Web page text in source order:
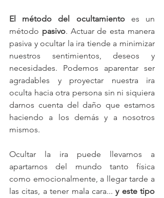
El método del ocultamiento es un
método pasivo. Actuar de esta manera
pasiva y ocultar la ira tiende a minimizar
nuestros sentimientos, deseos y
necesidades. Podemos aparentar ser
agradables y proyectar nuestra ira
oculta hacia otra persona sin ni siquiera
darnos cuenta del daño que estamos
haciendo a los demás y a nosotros
mismos.
Ocultar la ira puede llevarnos a
apartarnos del mundo tanto física
como emocionalmente, a llegar tarde a
las citas, a tener mala cara... y este tipo